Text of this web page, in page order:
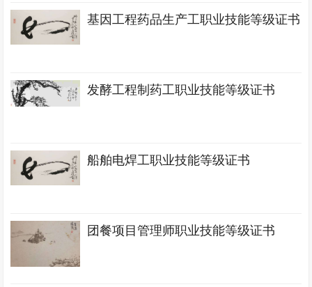
基因工程药品生产工职业技能等级证书
发酵工程制药工职业技能等级证书
船舶电焊工职业技能等级证书
团餐项目管理师职业技能等级证书